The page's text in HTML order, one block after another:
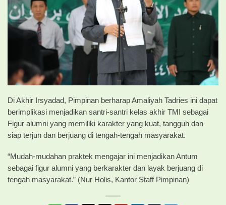
Di Akhir Irsyadad, Pimpinan berharap Amaliyah Tadries ini dapat
berimplikasi menjadikan santri-santri kelas akhir TMI sebagai
Figur alumni yang memiliki karakter yang kuat, tangguh dan
siap terjun dan berjuang di tengah-tengah masyarakat.
“Mudah-mudahan praktek mengajar ini menjadikan Antum
sebagai figur alumni yang berkarakter dan layak berjuang di
tengah masyarakat.” (Nur Holis, Kantor Staff Pimpinan)